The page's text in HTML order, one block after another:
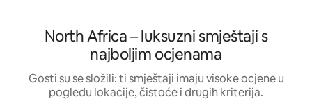
North Africa – luksuzni smještaji s
najboljim ocjenama
Gosti su se složili: ti smještaji imaju visoke ocjene u
pogledu lokacije, čistoće i drugih kriterija.